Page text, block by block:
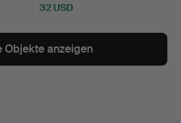
32 USD
Objekte anzeigen